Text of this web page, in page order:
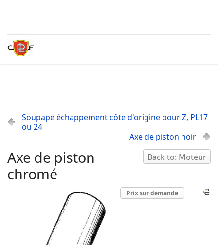
Soupape échappement côte d'origine pour Z, PL17
ou 24
Axe de piston noir
Back to: Moteur
Axe de piston
chromé
Prix sur demande